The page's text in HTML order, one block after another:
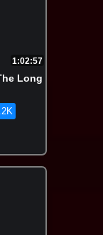
1:02:57
Long